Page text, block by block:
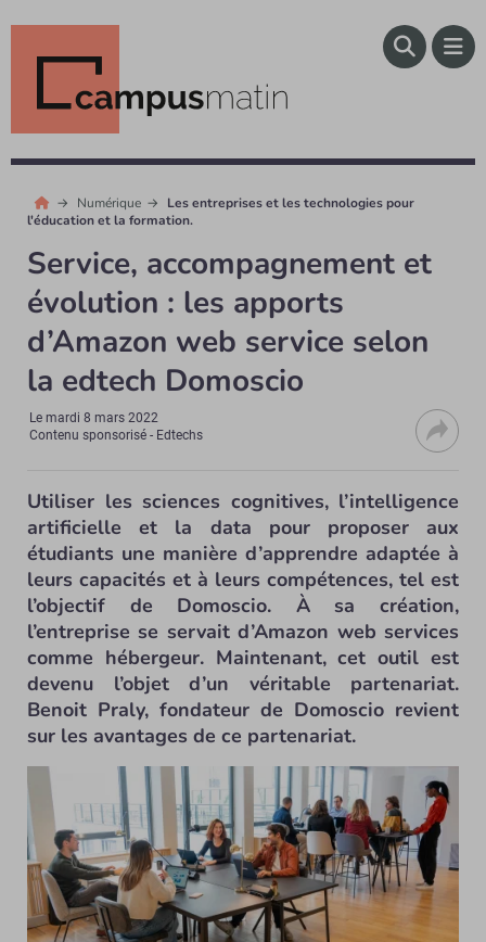
Numérique
Les entreprises et les technologies pour
l'éducation et la formation.
Service, accompagnement et
évolution : les apports
d’Amazon web service selon
la edtech Domoscio
Lemardi 8 mars 2022
Contenu sponsorisé - Edtechs
Utiliser les sciences cognitives, l’intelligence
artificielle et la data pour proposer aux
étudiants une manière d’apprendre adaptée à
leurs capacités et à leurs compétences, tel est
l’objectif de Domoscio. À sa création,
l’entreprise se servait d’Amazon web services
comme hébergeur. Maintenant, cet outil est
devenu l’objet d’un véritable partenariat.
Benoit Praly, fondateur de Domoscio revient
sur les avantages de ce partenariat.